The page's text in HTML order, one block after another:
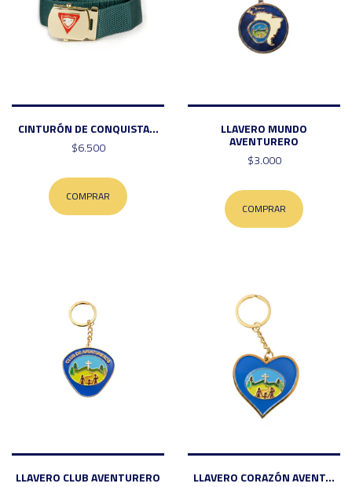
CINTURÓN DE CONQUISTA...
$6.500
COMPRAR
LLAVERO MUNDO
AVENTURERO
$3.000
COMPRAR
LLAVERO CLUB AVENTURERO
LLAVERO CORAZÓN AVENT...